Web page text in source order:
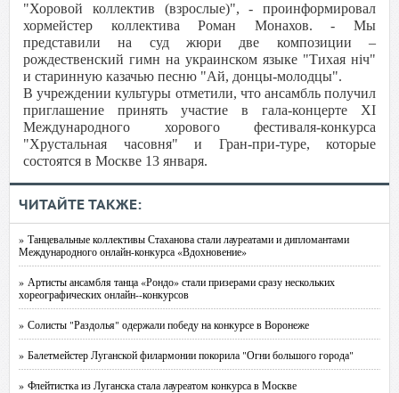
"Хоровой коллектив (взрослые)", - проинформировал
хормейстер коллектива Роман Монахов. - Мы
представили на суд жюри две композиции –
рождественский гимн на украинском языке "Тихая ніч"
и старинную казачью песню "Ай, донцы-молодцы".
В учреждении культуры отметили, что ансамбль получил
приглашение принять участие в гала-концерте XI
Международного хорового фестиваля-конкурса
"Хрустальная часовня" и Гран-при-туре, которые
состоятся в Москве 13 января.
ЧИТАЙТЕ ТАКЖЕ:
» Танцевальные коллективы Стаханова стали лауреатами и дипломантами
Международного онлайн-конкурса «Вдохновение»
» Артисты ансамбля танца «Рондо» стали призерами сразу нескольких
хореографических онлайн--конкурсов
» Солисты "Раздолья" одержали победу на конкурсе в Воронеже
» Балетмейстер Луганской филармонии покорила "Огни большого города"
» Флейтистка из Луганска стала лауреатом конкурса в Москве